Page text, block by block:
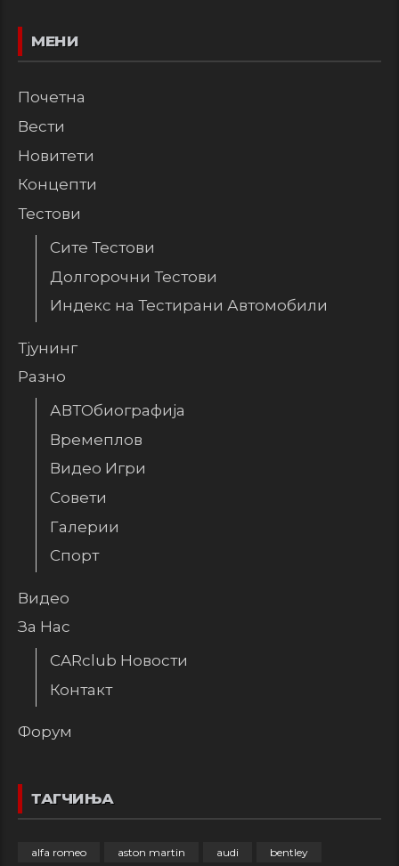
МЕНИ
Почетна
Вести
Новитети
Концепти
Тестови
Сите Тестови
Долгорочни Тестови
Индекс на Тестирани Автомобили
Тјунинг
Разно
АВТОбиографија
Времеплов
Видео Игри
Совети
Галерии
Спорт
Видео
За Нас
CARclub Новости
Контакт
Форум
ТАГЧИЊА
alfa romeo aston martin audi bentley